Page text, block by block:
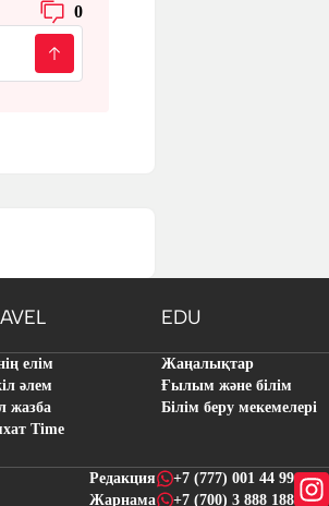
0
EDU
елім
әлем
жазба
Time
Жаңалықтар
Ғылым және білім
Білім беру мекемелері
Редакция
+7 (777) 001 44 99
Жарнама
+7 (700) 3 888 188